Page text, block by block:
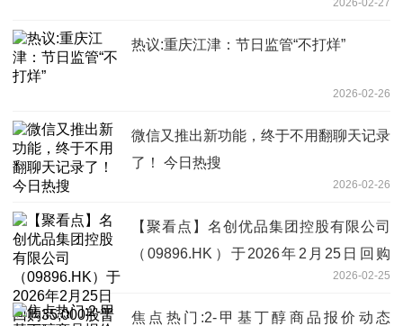
热议:重庆江津：节日监管“不打烊”
2026-02-26
微信又推出新功能，终于不用翻聊天记录
了！ 今日热搜
2026-02-26
【聚看点】名创优品集团控股有限公司
（09896.HK）于2026年2月25日回购
2026-02-25
焦点热门:2-甲基丁醇商品报价动态